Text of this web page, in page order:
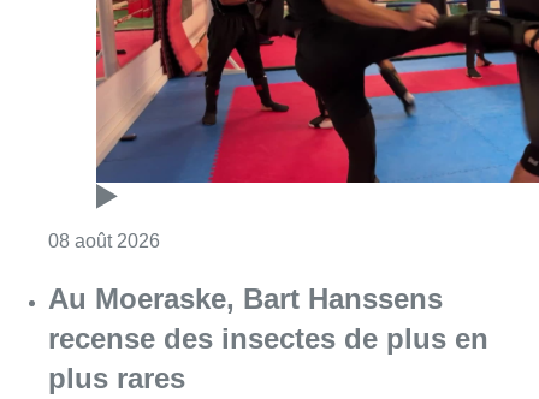
08 août 2026
Au Moeraske, Bart Hanssens
recense des insectes de plus en
plus rares